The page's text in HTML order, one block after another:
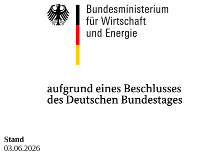
Stand
03.06.2026